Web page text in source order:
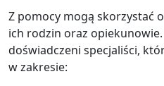
Z pomocy mogą skorzystać
ich rodzin oraz opiekunowie.
doświadczeni specjaliści,
w zakresie: